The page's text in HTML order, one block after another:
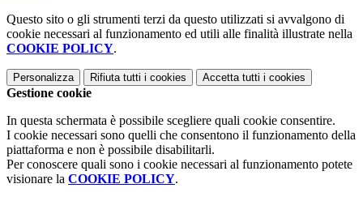
Questo sito o gli strumenti terzi da questo utilizzati si avvalgono di
cookie necessari al funzionamento ed utili alle finalità illustrate nella
COOKIE POLICY.
Personalizza Rifiuta tutti i cookies Accetta tutti i cookies
Gestione cookie
In questa schermata è possibile scegliere quali cookie consentire.
I cookie necessari sono quelli che consentono il funzionamento della
piattaforma e non è possibile disabilitarli.
Per conoscere quali sono i cookie necessari al funzionamento potete
visionare la COOKIE POLICY.